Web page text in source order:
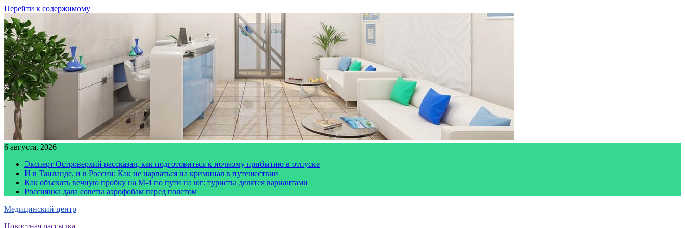
Перейти к содержимому
6 августа, 2026
Эксперт Островерхий рассказал, как подготовиться к ночному прибытию в отпуске
И в Таиланде, и в России: Как не нарваться на криминал в путешествии
Как объехать вечную пробку на М-4 по пути на юг: туристы делятся вариантами
Россиянка дала советы аэрофобам перед полетом
Медицинский центр
Новостная рассылка